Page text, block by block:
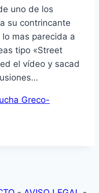
uno de los
su contrincante
mas parecida a
tipo «Street
el ví­deo y sacad
Greco-